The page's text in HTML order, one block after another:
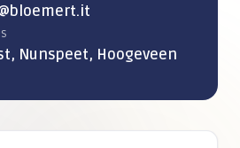
Nunspeet, Hoogeveen